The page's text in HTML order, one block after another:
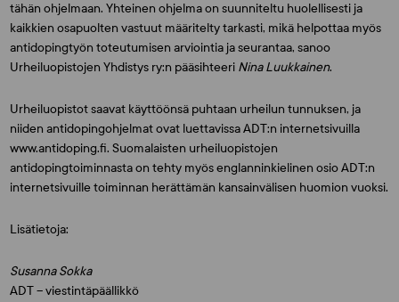
tähän ohjelmaan. Yhteinen ohjelma on suunniteltu huolellisesti ja
kaikkien osapuolten vastuut määritelty tarkasti, mikä helpottaa myös
antidopingtyön toteutumisen arviointia ja seurantaa, sanoo
Urheiluopistojen Yhdistys ry:n pääsihteeri Nina Luukkainen.
Urheiluopistot saavat käyttöönsä puhtaan urheilun tunnuksen, ja
niiden antidopingohjelmat ovat luettavissa ADT:n internetsivuilla
www.antidoping.fi. Suomalaisten urheiluopistojen
antidopingtoiminnasta on tehty myös englanninkielinen osio ADT:n
internetsivuille toiminnan herättämän kansainvälisen huomion vuoksi.
Lisätietoja:
Susanna Sokka
ADT – viestintäpäällikkö